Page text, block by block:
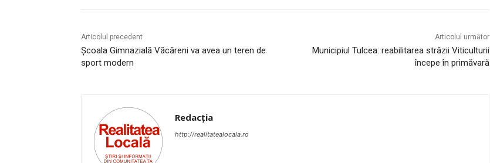
Articolul precedent
Școala Gimnazială Văcăreni va avea un teren de
sport modern
Articolul următor
Municipiul Tulcea: reabilitarea străzii Viticulturii
începe în primăvară
Redacția
http://realitatealocala.ro